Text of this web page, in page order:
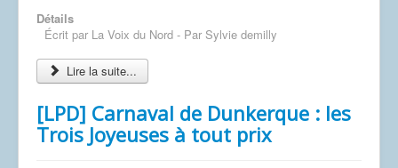
Détails
Écrit par La Voix du Nord - Par Sylvie demilly
Lire la suite...
[LPD] Carnaval de Dunkerque : les
Trois Joyeuses à tout prix